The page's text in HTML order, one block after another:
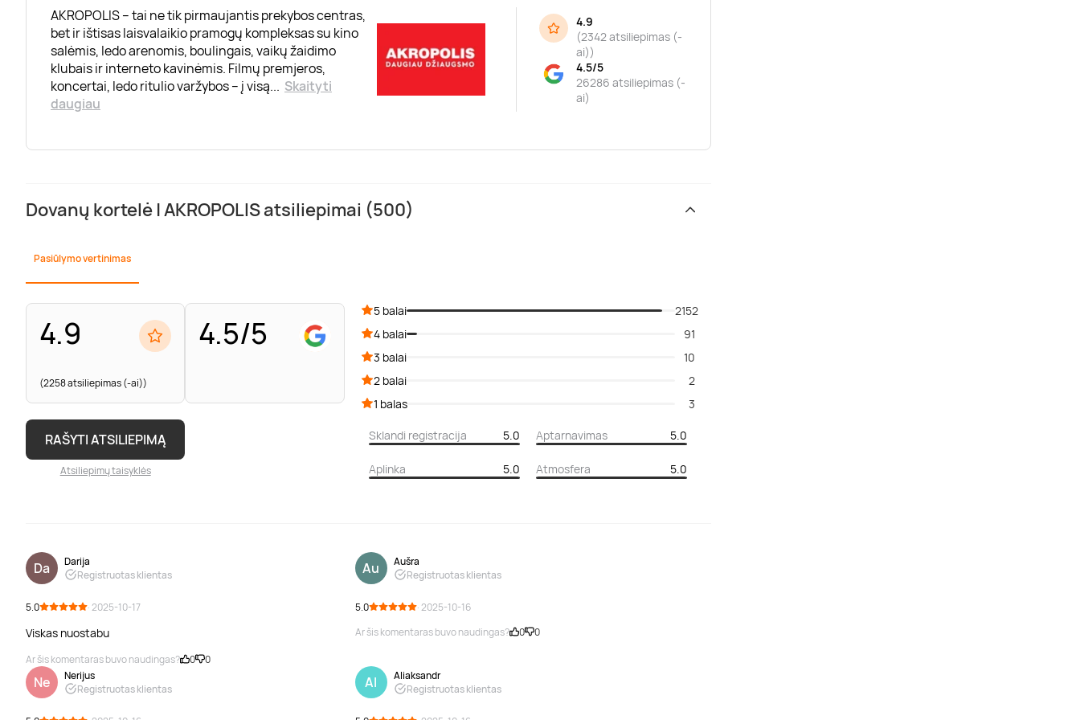
AKROPOLIS – tai ne tik pirmaujantis prekybos centras,
bet ir ištisas laisvalaikio pramogų kompleksas su kino
salėmis, ledo arenomis, boulingais, vaikų žaidimo
klubais ir interneto kavinėmis. Filmų premjeros,
koncertai, ledo ritulio varžybos – į visą... Skaityti
daugiau
4.9
(2342 atsiliepimas (-
ai))
4.5/5
26286 atsiliepimas (-
ai)
Dovanų kortelė | AKROPOLIS atsiliepimai (500)
Pasiūlymo vertinimas
4.9
(2258 atsiliepimas (-ai))
4.5/5
RAŠYTI ATSILIEPIMĄ
Atsiliepimų taisyklės
5 balai
2152
4 balai
91
3 balai
10
2 balai
2
1 balas
3
Sklandi registracija 5.0 Aptarnavimas 5.0
Aplinka 5.0 Atmosfera 5.0
Da
Darija
Registruotas klientas
5.0 · 2025-10-17
Viskas nuostabu
Ar šis komentaras buvo naudingas? 0 0
Au
Aušra
Registruotas klientas
5.0
· 2025-10-16
Ar šis komentaras buvo naudingas?
0 0
Ne
Nerijus
Registruotas klientas
Al
Aliaksandr
Registruotas klientas